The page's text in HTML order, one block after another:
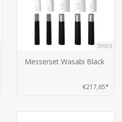
39903
Messerset Wasabi Black
€217,65*